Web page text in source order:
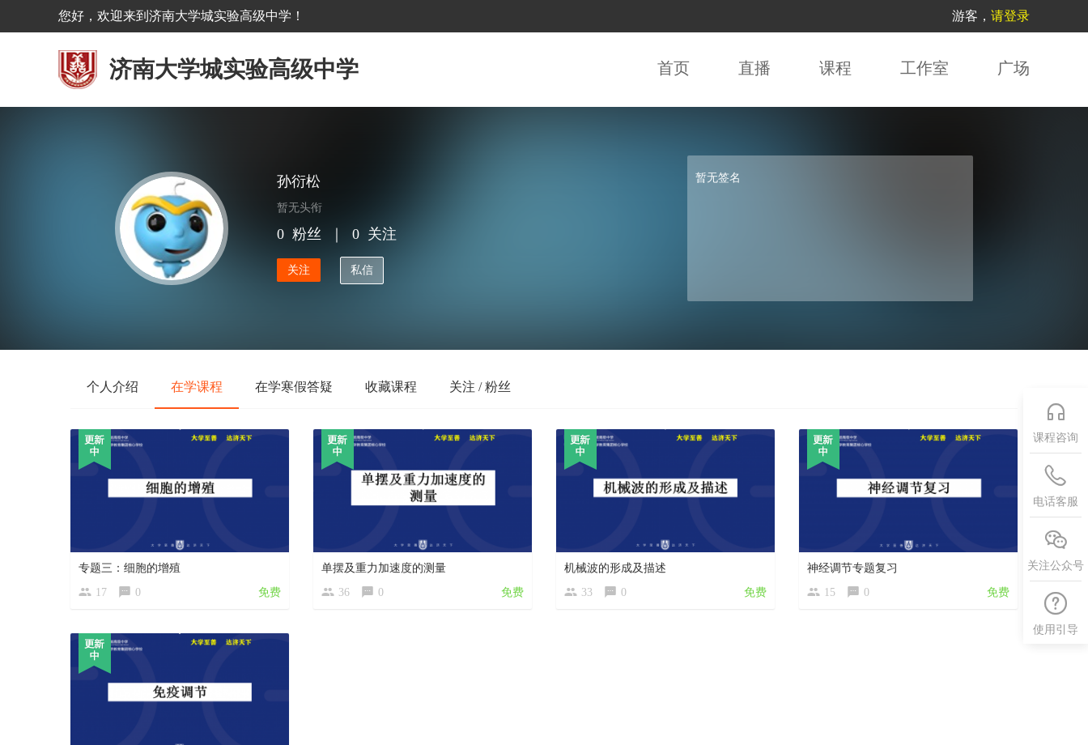
您好，欢迎来到济南大学城实验高级中学！ 游客， 请登录
济南大学城实验高级中学 首页 直播 课程 工作室 广场
孙衍松
暂无头衔
0 粉丝 0 关注
关注 私信
暂无签名
个人介绍 在学课程 在学寒假答疑 收藏课程 关注 / 粉丝
专题三：细胞的增殖
17
0 免费
单摆及重力加速度的测量
36
0 免费
机械波的形成及描述
33
0 免费
神经调节专题复习
15
0 免费
课程咨询
电话客服
关注公众号
使用引导